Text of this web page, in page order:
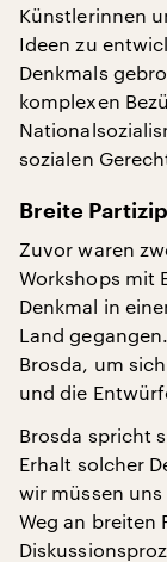
Künstlerinnen
Ideen zu
Denkmals
komplexen
sozialen
Breite
Zuvor waren
Workshops mit
Denkmal in
Land
Brosda, um
und die
Brosda spricht
Erhalt solcher
wir müssen uns
Weg an breiten